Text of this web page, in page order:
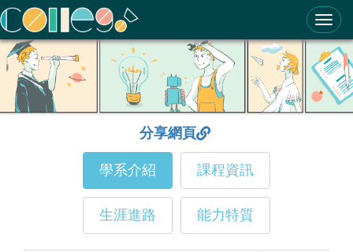
ColleGo! 大學選才與高中育才輔助系統
分享網頁
學系介紹 課程資訊
生涯進路 能力特質